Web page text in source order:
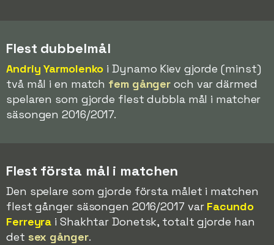
Flest dubbelmål
Andriy Yarmolenko i Dynamo Kiev gjorde (minst)
två mål i en match fem gånger och var därmed
spelaren som gjorde flest dubbla mål i matcher
säsongen 2016/2017.
Flest första mål i matchen
Den spelare som gjorde första målet i matchen
flest gånger säsongen 2016/2017 var Facundo
Ferreyra i Shakhtar Donetsk, totalt gjorde han
det sex gånger.